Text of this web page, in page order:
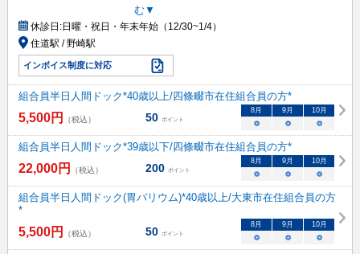
む▼
休診日:日曜・祝日・年末年始（12/30~1/4）
住道駅 / 野崎駅
インボイス制度に対応
組合員半日人間ドック*40歳以上/四條畷市在住組合員の方*
5,500円 （税込） 50 ポイント
8月 9月 10月
○ ○ ○
組合員半日人間ドック*39歳以下/四條畷市在住組合員の方*
22,000円 （税込） 200 ポイント
8月 9月 10月
○ ○ ○
組合員半日人間ドック(胃バリウム)*40歳以上/大東市在住組合員の方
*
5,500円 （税込） 50 ポイント
8月 9月 10月
○ ○ ○